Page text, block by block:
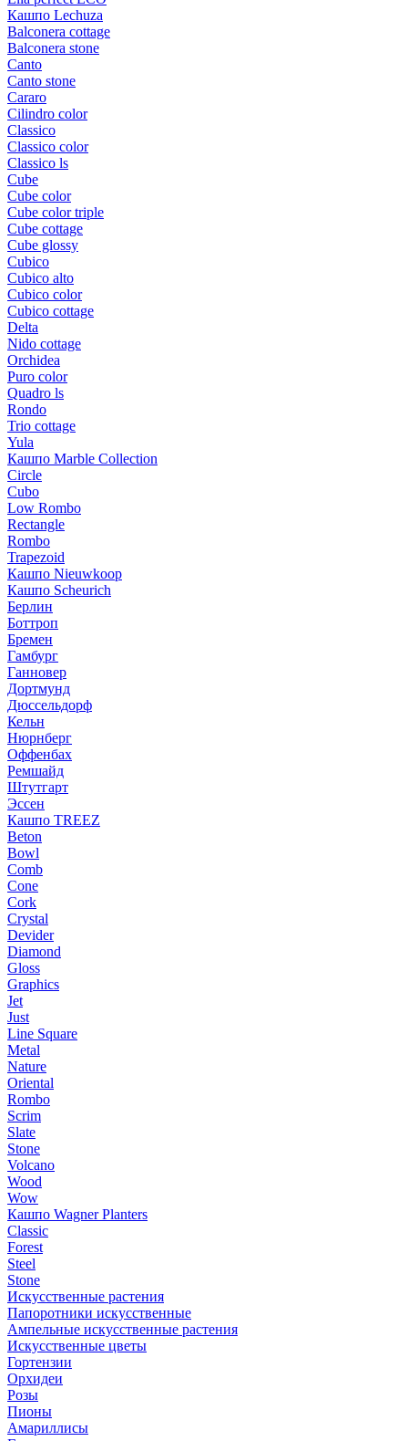
Кашпо Lechuza
Balconera cottage
Balconera stone
Canto
Canto stone
Cararo
Cilindro color
Classico
Classico color
Classico ls
Cube
Cube color
Cube color triple
Cube cottage
Cube glossy
Cubico
Cubico alto
Cubico color
Cubico cottage
Delta
Nido cottage
Orchidea
Puro color
Quadro ls
Rondo
Trio cottage
Yula
Кашпо Marble Collection
Circle
Cubo
Low Rombo
Rectangle
Rombo
Trapezoid
Кашпо Nieuwkoop
Кашпо Scheurich
Берлин
Боттроп
Бремен
Гамбург
Ганновер
Дортмунд
Дюссельдорф
Кельн
Нюрнберг
Оффенбах
Ремшайд
Штутгарт
Эссен
Кашпо TREEZ
Beton
Bowl
Comb
Cone
Cork
Crystal
Devider
Diamond
Gloss
Graphics
Jet
Just
Line Square
Metal
Nature
Oriental
Rombo
Scrim
Slate
Stone
Volcano
Wood
Wow
Кашпо Wagner Planters
Classic
Forest
Steel
Stone
Искусственные растения
Папоротники искусственные
Ампельные искусственные растения
Искусственные цветы
Гортензии
Орхидеи
Розы
Пионы
Амариллисы